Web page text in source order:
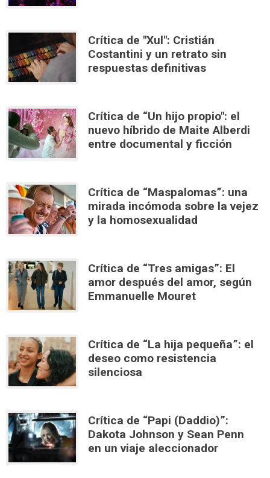
Crítica de "Xul": Cristián
Costantini y un retrato sin
respuestas definitivas
Crítica de “Un hijo propio": el
nuevo híbrido de Maite Alberdi
entre documental y ficción
Crítica de “Maspalomas”: una
mirada incómoda sobre la vejez
y la homosexualidad
Crítica de “Tres amigas”: El
amor después del amor, según
Emmanuelle Mouret
Crítica de “La hija pequeña”: el
deseo como resistencia
silenciosa
Crítica de “Papi (Daddio)”:
Dakota Johnson y Sean Penn
en un viaje aleccionador